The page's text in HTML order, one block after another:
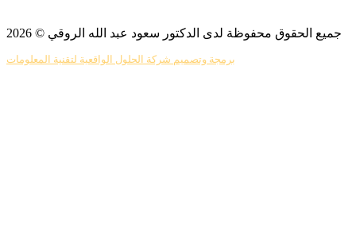
جميع الحقوق محفوظة لدى الدكتور سعود عبد الله الروقي © 2026
برمجة وتصميم شركة الحلول الواقعية لتقنية المعلومات